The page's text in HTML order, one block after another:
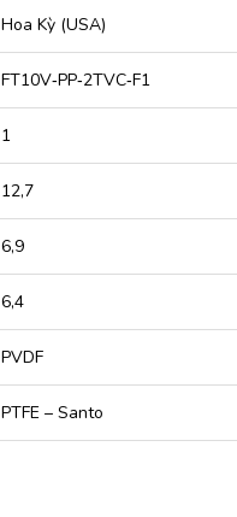
Hoa Kỳ (USA)
FT10V‐PP‐2TVC‐F1
1
12,7
6,9
6,4
PVDF
PTFE – Santo